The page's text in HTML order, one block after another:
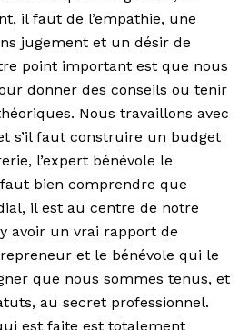
il faut de l’empathie, une
jugement et un désir de
point important est que nous
donner des conseils ou tenir
Nous travaillons avec
s’il faut construire un budget
l’expert bénévole le
bien comprendre que
il est au centre de notre
avoir un vrai rapport de
et le bénévole qui le
que nous sommes tenus, et
au secret professionnel.
est faite est totalement